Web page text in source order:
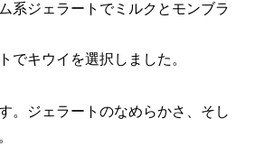
系ジェラートでミルクとモンブラ
でキウイを選択しました。
。ジェラートのなめらかさ、そし